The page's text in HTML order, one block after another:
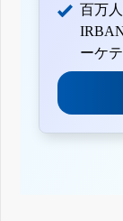
百万
ーケ